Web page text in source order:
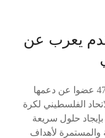
يعرب عن
وأعربت الجمعية العمومية المكونة من 47 عضوا عن دعمها
الفلسطيني لكرة
بإيجاد حلول سريعة
والمستمرة لأهداف